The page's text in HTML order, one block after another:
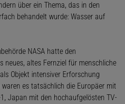
über ein Thema, das in den
behandelt wurde: Wasser auf
NASA hatte den
neues, altes Fernziel für menschliche
Objekt intensiver Erforschung
es tatsächlich die Europäer mit
Japan mit den hochaufgelösten TV-